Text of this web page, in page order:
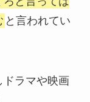
と言われてい
ラマや映画